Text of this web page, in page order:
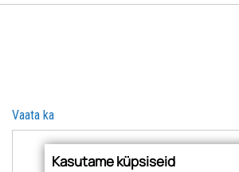
Vaata ka
Kasutame küpsiseid